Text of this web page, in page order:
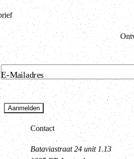
E-Mailadres
Aanmelden
Contact
Bataviastraat 24 unit 1.13